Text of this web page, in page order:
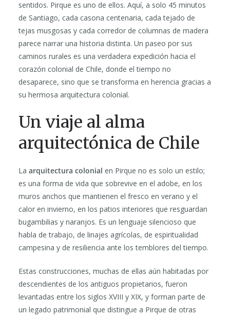
sentidos. Pirque es uno de ellos. Aquí, a solo 45 minutos
de Santiago, cada casona centenaria, cada tejado de
tejas musgosas y cada corredor de columnas de madera
parece narrar una historia distinta. Un paseo por sus
caminos rurales es una verdadera expedición hacia el
corazón colonial de Chile, donde el tiempo no
desaparece, sino que se transforma en herencia gracias a
su hermosa arquitectura colonial.
Un viaje al alma
arquitectónica de Chile
La arquitectura colonial en Pirque no es solo un estilo;
es una forma de vida que sobrevive en el adobe, en los
muros anchos que mantienen el fresco en verano y el
calor en invierno, en los patios interiores que resguardan
bugambilias y naranjos. Es un lenguaje silencioso que
habla de trabajo, de linajes agrícolas, de espiritualidad
campesina y de resiliencia ante los temblores del tiempo.
Estas construcciones, muchas de ellas aún habitadas por
descendientes de los antiguos propietarios, fueron
levantadas entre los siglos XVIII y XIX, y forman parte de
un legado patrimonial que distingue a Pirque de otras